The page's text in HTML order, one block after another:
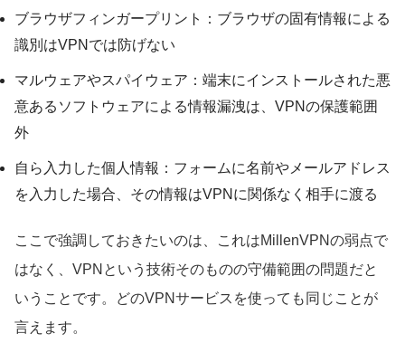
ブラウザフィンガープリント：ブラウザの固有情報による
識別はVPNでは防げない
マルウェアやスパイウェア：端末にインストールされた悪
意あるソフトウェアによる情報漏洩は、VPNの保護範囲
外
自ら入力した個人情報：フォームに名前やメールアドレス
を入力した場合、その情報はVPNに関係なく相手に渡る
ここで強調しておきたいのは、これはMillenVPNの弱点で
はなく、VPNという技術そのものの守備範囲の問題だと
いうことです。どのVPNサービスを使っても同じことが
言えます。